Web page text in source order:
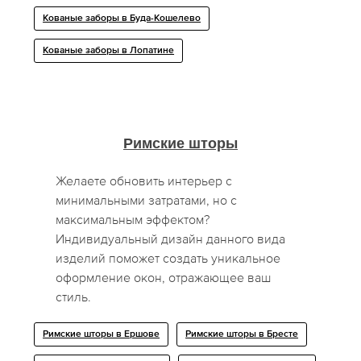
Кованые заборы в Буда-Кошелево
Кованые заборы в Лопатине
Римские шторы
Желаете обновить интерьер с
минимальными затратами, но с
максимальным эффектом?
Индивидуальный дизайн данного вида
изделий поможет создать уникальное
оформление окон, отражающее ваш
стиль.
Римские шторы в Ершове Римские шторы в Бресте